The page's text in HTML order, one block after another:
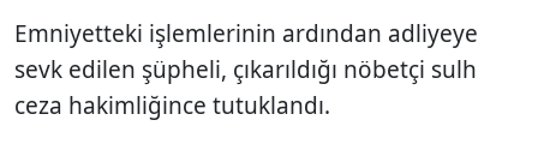
Emniyetteki işlemlerinin ardından adliyeye
sevk edilen şüpheli, çıkarıldığı nöbetçi sulh
ceza hakimliğince tutuklandı.